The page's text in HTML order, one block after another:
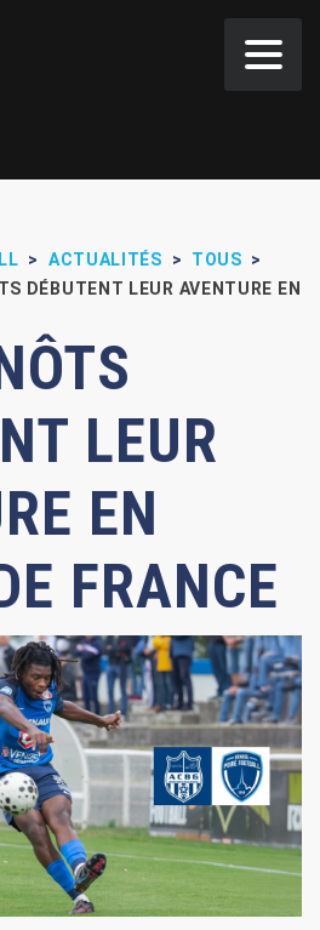
> ACTUALITÉS > TOUS >
DÉBUTENT LEUR AVENTURE EN
LEUR
EN
FRANCE